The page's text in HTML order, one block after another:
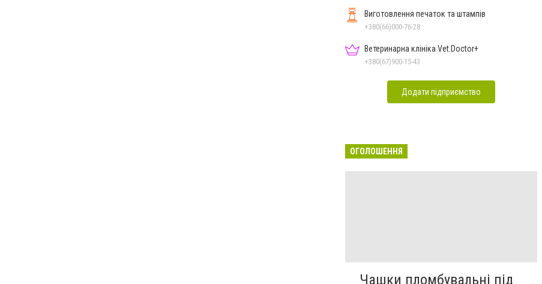
Виготовлення печаток та штампів
+380(66)000-76-28
Ветеринарна клініка Vet.Doctor+
+380(67)900-15-43
Додати підприємство
ОГОЛОШЕННЯ
Чашки пломбувальні під